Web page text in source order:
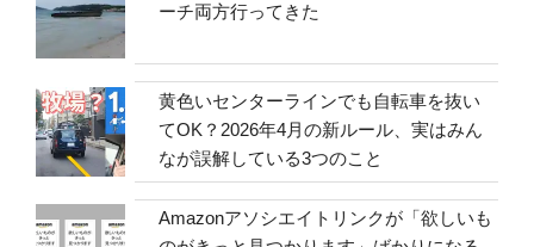
ーチ両方行ってきた
黄色いセンターラインでも自転車を抜い
てOK？2026年4月の新ルール、実はみん
なが誤解している3つのこと
Amazonアソシエイトリンクが「欲しいも